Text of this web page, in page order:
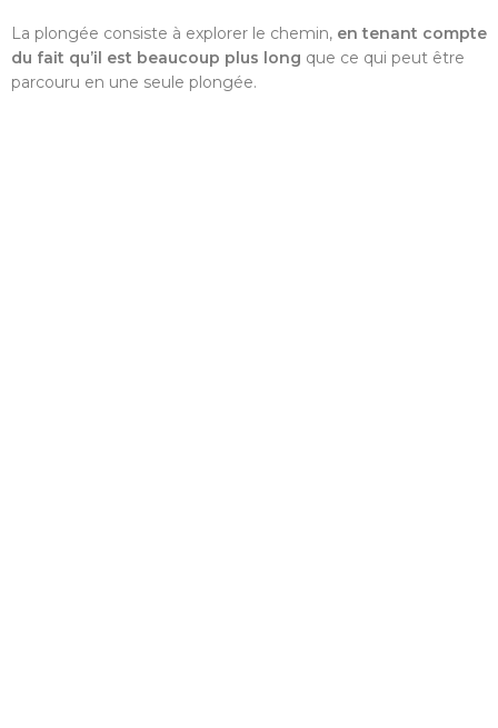
La plongée consiste à explorer le chemin, en tenant compte
du fait qu’il est beaucoup plus long que ce qui peut être
parcouru en une seule plongée.